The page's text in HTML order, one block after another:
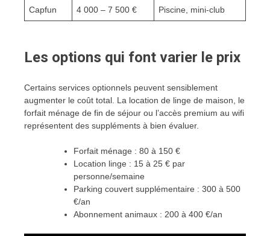
Capfun 4 000 – 7 500 € Piscine, mini-club
Les options qui font varier le prix
Certains services optionnels peuvent sensiblement
augmenter le coût total. La location de linge de maison, le
forfait ménage de fin de séjour ou l’accès premium au wifi
représentent des suppléments à bien évaluer.
Forfait ménage : 80 à 150 €
Location linge : 15 à 25 € par
personne/semaine
Parking couvert supplémentaire : 300 à 500
€/an
Abonnement animaux : 200 à 400 €/an